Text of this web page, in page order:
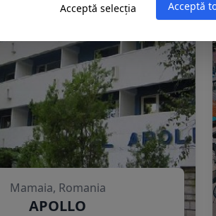
Mamaia, Romania
APOLLO
Acceptă selecția Acceptă